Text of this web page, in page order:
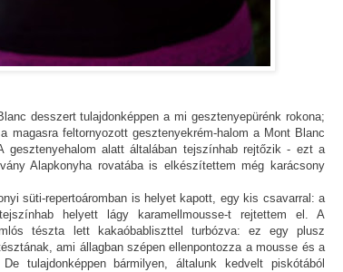
desszert tulajdonképpen a mi gesztenyepürénk rokona;
magasra feltornyozott gesztenyekrém-halom a Mont Blanc
gesztenyehalom alatt általában tejszínhab rejtőzik - ezt a
Alapkonyha rovatába is elkészítettem még karácsony
süti-repertoáromban is helyet kapott, egy kis csavarral: a
helyett lágy karamellmousse-t rejtettem el. A
tészta lett kakaóbabliszttel turbózva: ez egy plusz
ami állagban szépen ellenpontozza a mousse és a
tulajdonképpen bármilyen, általunk kedvelt piskótából